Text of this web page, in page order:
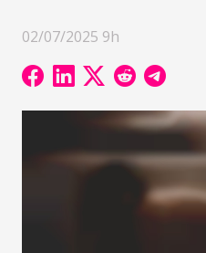
02/07/2025 9h